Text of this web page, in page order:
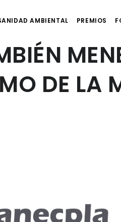
AMBIENTAL PREMIOS
DE LA